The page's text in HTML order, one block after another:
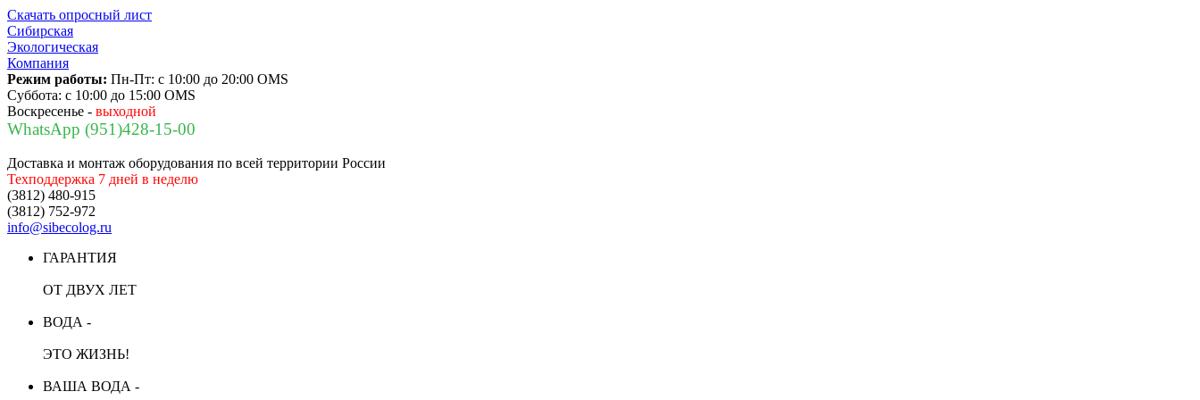
Скачать опросный лист
Сибирская
Экологическая
Компания
Режим работы: Пн-Пт: с 10:00 до 20:00 OMS
Суббота: с 10:00 до 15:00 OMS
Воскресенье - выходной
WhatsApp (951)428-15-00
Доставка и монтаж оборудования по всей территории России
Техподдержка 7 дней в неделю
(3812) 480-915
(3812) 752-972
info@sibecolog.ru
ГАРАНТИЯ
ОТ ДВУХ ЛЕТ
ВОДА -
ЭТО ЖИЗНЬ!
ВАША ВОДА -